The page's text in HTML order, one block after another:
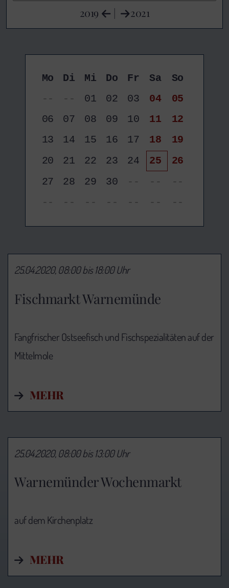
2019 | 2021
Mo Di Mi Do Fr Sa
So
--
-- 01 02 03 04
05
06
07 08 09 10 11
12
13
14 15 16 17 18
19
20
21 22 23 24 25
26
27
28 29 30 -- --
--
--
-- -- -- -- -- --
Fischmarkt Warnemünde
25.04.2020, 08:00 bis 18:00 Uhr
Fangfrischer Ostseefisch und Fischspezialitäten auf der
Mittelmole
MEHR
Warnemünder Wochenmarkt
25.04.2020, 08:00 bis 13:00 Uhr
auf dem Kirchenplatz
MEHR